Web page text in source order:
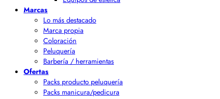
Marcas
Lo más destacado
Marca propia
Coloración
Peluquería
Barbería / herramientas
Ofertas
Packs producto peluquería
Packs manicura/pedicura